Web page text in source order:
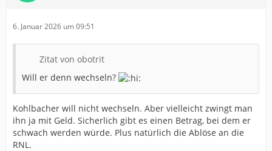
6. Januar 2026 um 09:51
Zitat von obotrit
Will er denn wechseln?
Kohlbacher will nicht wechseln. Aber vielleicht zwingt man
ihn ja mit Geld. Sicherlich gibt es einen Betrag, bei dem er
schwach werden würde. Plus natürlich die Ablöse an die
RNL.